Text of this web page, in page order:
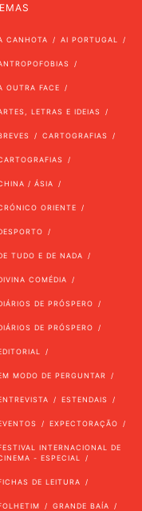
CANHOTA AI PORTUGAL
OUTRA FACE
LETRAS E IDEIAS
CARTOGRAFIAS
/ ÁSIA
ORIENTE
TUDO E DE NADA
COMÉDIA
DE PRÓSPERO
DE PRÓSPERO
MODO DE PERGUNTAR
ESTENDAIS
EXPECTORAÇÃO
INTERNACIONAL DE
- ESPECIAL
DE LEITURA
GRANDE BAÍA